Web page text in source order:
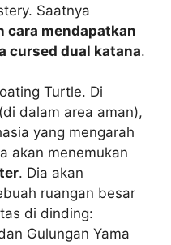
Saatnya
cara mendapatkan
cursed dual katana.
Turtle. Di
dalam area aman),
yang mengarah
akan menemukan
. Dia akan
ruangan besar
di dinding:
Gulungan Yama